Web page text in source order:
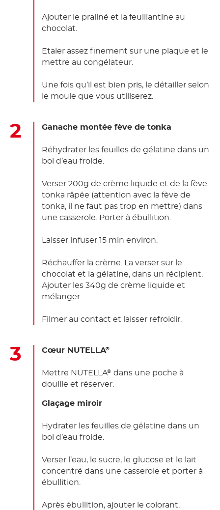
Ajouter le praliné et la feuillantine au
chocolat.
Etaler assez finement sur une plaque et le
mettre au congélateur.
Une fois qu’il est bien pris, le détailler selon
le moule que vous utiliserez.
Ganache montée fève de tonka
Réhydrater les feuilles de gélatine dans un
bol d’eau froide.
Verser 200g de crème liquide et de la fève
tonka râpée (attention avec la fève de
tonka, il ne faut pas trop en mettre) dans
une casserole. Porter à ébullition.
Laisser infuser 15 min environ.
Réchauffer la crème. La verser sur le
chocolat et la gélatine, dans un récipient.
Ajouter les 340g de crème liquide et
mélanger.
Filmer au contact et laisser refroidir.
Cœur NUTELLA®
Mettre NUTELLA® dans une poche à
douille et réserver.
Glaçage miroir
Hydrater les feuilles de gélatine dans un
bol d’eau froide.
Verser l’eau, le sucre, le glucose et le lait
concentré dans une casserole et porter à
ébullition.
Après ébullition, ajouter le colorant.